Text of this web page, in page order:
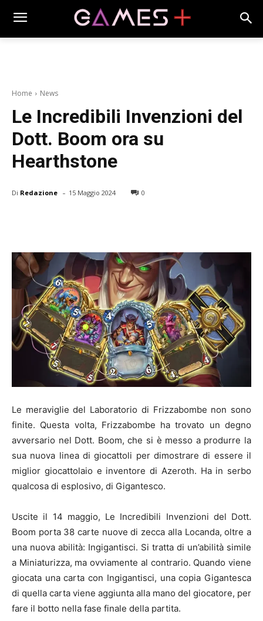
Home News
Le Incredibili Invenzioni del
Dott. Boom ora su
Hearthstone
Di Redazione - 15 Maggio 2024 0
Le meraviglie del Laboratorio di Frizzabombe non sono
finite. Questa volta, Frizzabombe ha trovato un degno
avversario nel Dott. Boom, che si è messo a produrre la
sua nuova linea di giocattoli per dimostrare di essere il
miglior giocattolaio e inventore di Azeroth. Ha in serbo
qualcosa di esplosivo, di Gigantesco.
Uscite il 14 maggio, Le Incredibili Invenzioni del Dott.
Boom porta 38 carte nuove di zecca alla Locanda, oltre a
una nuova abilità: Ingigantisci. Si tratta di un’abilità simile
a Miniaturizza, ma ovviamente al contrario. Quando viene
giocata una carta con Ingigantisci, una copia Gigantesca
di quella carta viene aggiunta alla mano del giocatore, per
fare il botto nella fase finale della partita.